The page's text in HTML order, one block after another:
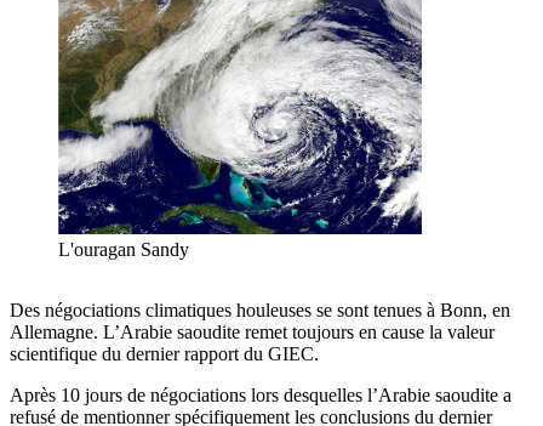
L'ouragan Sandy
Des négociations climatiques houleuses se sont tenues à Bonn, en
Allemagne. L’Arabie saoudite remet toujours en cause la valeur
scientifique du dernier rapport du GIEC.
Après 10 jours de négociations lors desquelles l’Arabie saoudite a
refusé de mentionner spécifiquement les conclusions du dernier